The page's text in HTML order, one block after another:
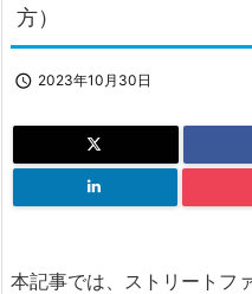
方）
 2023年10月30日
本記事では、ストリートフ